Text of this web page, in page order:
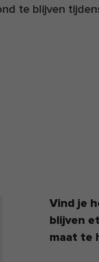
te blijven
Vind je
blijven
maat te